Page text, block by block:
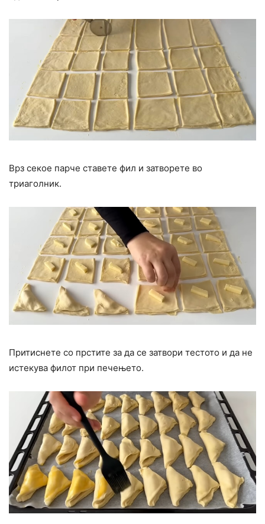
Врз секое парче ставете фил и затворете во
триаголник.
Притиснете со прстите за да се затвори тестото и да не
истекува филот при печењето.